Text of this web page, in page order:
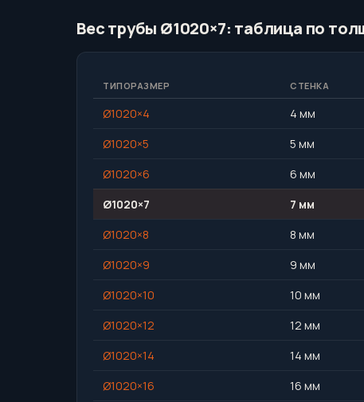
Вес трубы Ø1020×7: таблица по
ТИПОРАЗМЕР СТЕНКА
Ø1020×4 4 мм
Ø1020×5
5 мм
Ø1020×6
6 мм
Ø1020×7
7 мм
Ø1020×8
8 мм
Ø1020×9
9 мм
Ø1020×10
10 мм
Ø1020×12
12 мм
Ø1020×14
14 мм
Ø1020×16
16 мм